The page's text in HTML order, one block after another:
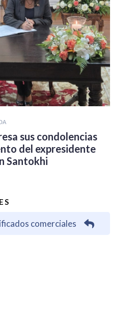
sus condolencias
del expresidente
Santokhi
comerciales